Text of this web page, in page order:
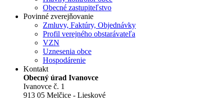
Obecné zastupiteľstvo
Povinné zverejňovanie
Zmluvy, Faktúry, Objednávky
Profil verejného obstarávateľa
VZN
Uznesenia obce
Hospodárenie
Kontakt
Obecný úrad Ivanovce
Ivanovce č. 1
913 05 Melčice - Lieskové